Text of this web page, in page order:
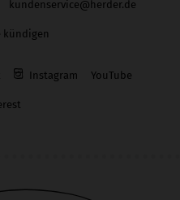
kundenservice@herder.de
kündigen
Instagram YouTube